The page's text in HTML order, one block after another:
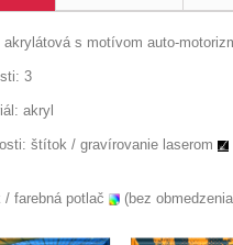
akrylátová s motívom auto-
3
akryl
štítok / gravírovanie laserom
/ farebná potlač (bez